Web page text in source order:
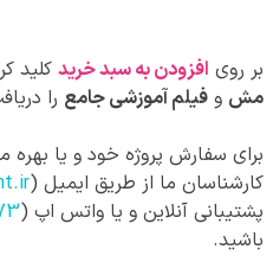
بر روی افزودن به سبد خریدکلید
مش و فیلم آموزشی جامع را
برای سفارش پروژه خود و یا بهره
کارشناسان ما از طریق ایمیل (
پشتیبانی آنلاین و یا واتس اپ (
باشید.